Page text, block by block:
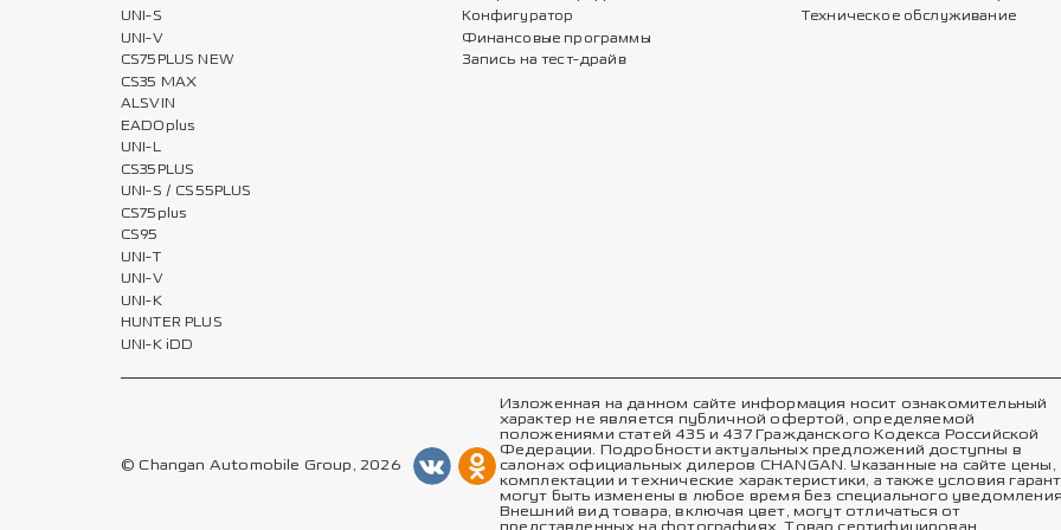
UNI-S
UNI-V
CS75PLUS NEW
CS35 MAX
ALSVIN
EADOplus
UNI-L
CS35PLUS
UNI-S / CS55PLUS
CS75plus
CS95
UNI-T
UNI-V
UNI-K
HUNTER PLUS
UNI-K iDD
Конфигуратор
Финансовые программы
Запись на тест-драйв
Техническое обслуживание
© Changan Automobile Group, 2026
Изложенная на данном сайте информация носит ознакомительный
характер не является публичной офертой, определяемой
положениями статей 435 и 437 Гражданского Кодекса Российской
Федерации. Подробности актуальных предложений доступны в
салонах официальных дилеров CHANGAN. Указанные на сайте цены,
комплектации и технические характеристики, а также условия
могут быть изменены в любое время без специального
Внешний вид товара, включая цвет, могут отличаться от
представленных на фотографиях. Товар сертифицирован.